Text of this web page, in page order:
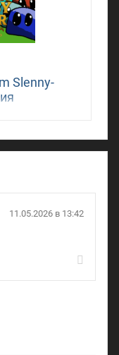
Slenny-
11.05.2026 в 13:42